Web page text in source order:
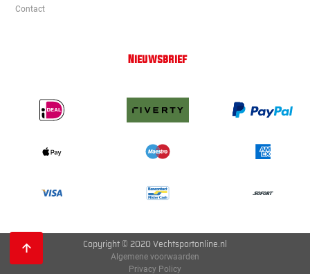
Contact
Nieuwsbrief
Copyright © 2020 Vechtsportonline.nl
Algemene voorwaarden
Privacy Policy